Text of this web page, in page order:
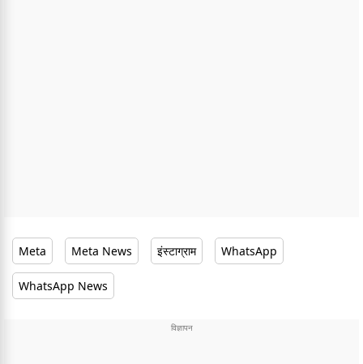
Meta Meta News इंस्टाग्राम WhatsApp
WhatsApp News